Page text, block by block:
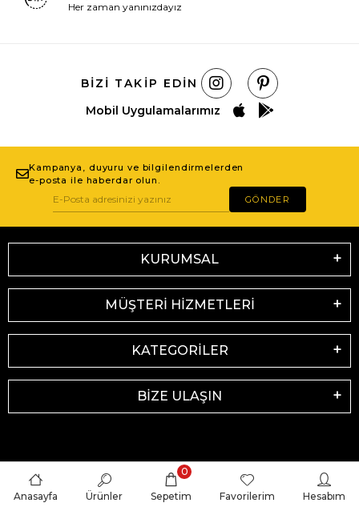
Her zaman yanınızdayız
BIZI TAKIP EDIN
Mobil Uygulamalarımız
Kampanya, duyuru ve bilgilendirmelerden
e-posta ile haberdar olun.
GÖNDER
KURUMSAL
MÜŞTERİ HİZMETLERİ
KATEGORİLER
BİZE ULAŞIN
Anasayfa Ürünler Sepetim
0
Favorilerim Hesabım